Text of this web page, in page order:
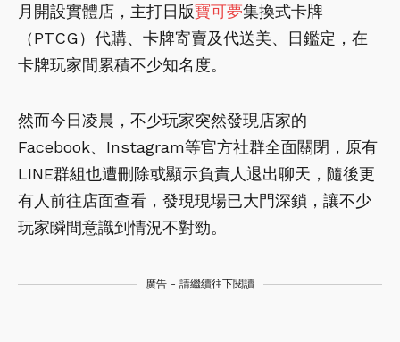
月開設實體店，主打日版寶可夢集換式卡牌
（PTCG）代購、卡牌寄賣及代送美、日鑑定，在
卡牌玩家間累積不少知名度。
然而今日凌晨，不少玩家突然發現店家的
Facebook、Instagram等官方社群全面關閉，原有
LINE群組也遭刪除或顯示負責人退出聊天，隨後更
有人前往店面查看，發現現場已大門深鎖，讓不少
玩家瞬間意識到情況不對勁。
廣告 - 請繼續往下閱讀